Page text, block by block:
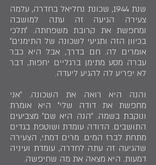
שנת 1944, שכונת נחליאל בחדרה, עלמה
צעירה הגיעה זה עתה למושבה
ומחפשת את קרובת משפחתה. ״תלכי
בכיוון הזה ותגיעי לשכונה של התימנים״
אומרים לה. חם בדרך, אבל היא כבר
עברה מסע מתימן ברגליים יחפות, דבר
לא יפריע לה להגיע ליעדה.
והנה היא רואה את השכונה. ״אני
מחפשת את דודה שלי״ היא אומרת
ונוקבת בשמה. ״הנה היא שם״ מצביעים
התושבים. הדודה עומדת ושוטפת בגדים
מתחת לברז המים. מרים דמתי, הצעירה
שהגיעה זה עתה לחדרה, עומדת ועיניה
דמעות. היא מצאה את מה שחיפשה.